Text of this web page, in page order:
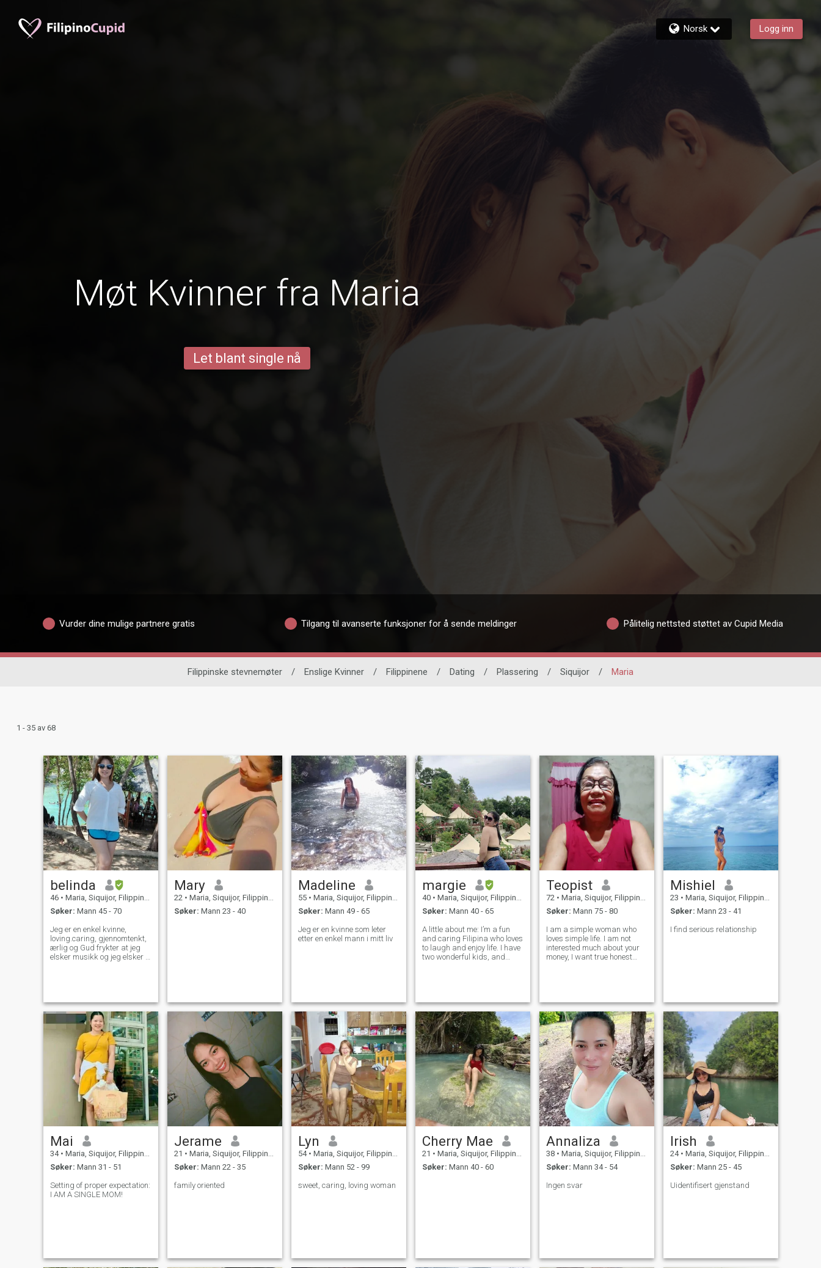
Norsk Logg inn
Møt Kvinner fra Maria
Let blant single nå
Vurder dine mulige partnere gratis Tilgang til avanserte funksjoner for å sende meldinger Pålitelig nettsted støttet av Cupid Media
Filippinske stevnemøter / Enslige Kvinner / Filippinene / Dating / Plassering / Siquijor / Maria
1 - 35 av 68
belinda
46 • Maria, Siquijor, Filippinene
Søker: Mann 45 - 70
Jeg er en enkel kvinne,
loving.caring, gjennomtenkt,
ærlig og Gud frykter at jeg
elsker musikk og jeg elsker å
har sans for humor og en
mann kvinne. på jakt etter
seriøse og langsiktige
relasjoner.
Mary
22 • Maria, Siquijor, Filippinene
Søker: Mann 23 - 40
Madeline
55 • Maria, Siquijor, Filippinene
Søker: Mann 49 - 65
Jeg er en kvinne som leter
etter en enkel mann i mitt liv
margie
40 • Maria, Siquijor, Filippinene
Søker: Mann 40 - 65
A little about me: I’m a fun
and caring Filipina who loves
to laugh and enjoy life. I have
two wonderful kids, and
and respectful who va
Teopist
72 • Maria, Siquijor, Filippinene
Søker: Mann 75 - 80
I am a simple woman who
loves simple life. I am not
interested much about your
money, I want true honest
Mishiel
23 • Maria, Siquijor, Filippinene
Søker: Mann 23 - 41
I find serious relationship
Mai
34 • Maria, Siquijor, Filippinene
Søker: Mann 31 - 51
Setting of proper expectation:
I AM A SINGLE MOM!
Jerame
21 • Maria, Siquijor, Filippinene
Søker: Mann 22 - 35
family oriented
Lyn
54 • Maria, Siquijor, Filippinene
Søker: Mann 52 - 99
sweet, caring, loving woman
Cherry Mae
21 • Maria, Siquijor, Filippinene
Søker: Mann 40 - 60
Annaliza
38 • Maria, Siquijor, Filippinene
Søker: Mann 34 - 54
Ingen svar
Irish
24 • Maria, Siquijor, Filippinene
Søker: Mann 25 - 45
Uidentifisert gjenstand